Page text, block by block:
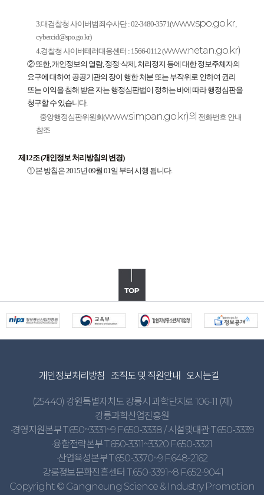
3.대검찰청 사이버범죄수사단 : 02-3480-3571(www.spo.go.kr,
cybercid@spo.go.kr)
4.경찰청 사이버테러대응센터 : 1566-0112 (www.netan.go.kr)
② 또한, 개인정보의 열람, 정정·삭제, 처리정지 등에 대한 정보주체자의
요구에 대하여 공공기관의 장이 행한 처분 또는 부작위로 인하여 권리
또는 이익을 침해 받은 자는 행정심판법이 정하는 바에 따라 행정심판을
청구할 수 있습니다.
중앙행정심판위원회(www.simpan.go.kr)의 전화번호 안내
참조
제12조 (개인정보 처리방침의 변경)
① 본 방침은 2015년 09월 01일 부터 시행 됩니다.
개인정보처리방침 조직도 및 직원안내 오시는길
(25440) 강원특별자치도 강릉시 과학단지로 106-11 (재)
강릉과학산업진흥원
·경영지원본부 T.650~3331~9 F.650-3338 / 시설및대관 T.650-3339
·융합전략본부 T.650-3311~3320 F.650-3321
·산업육성본부 T.650-3370~9 F.648-2162
·강릉정보문화진흥센터 T.650-3391~8 F.652-9041
Copyright © Gangneung Science & Industry Promotion